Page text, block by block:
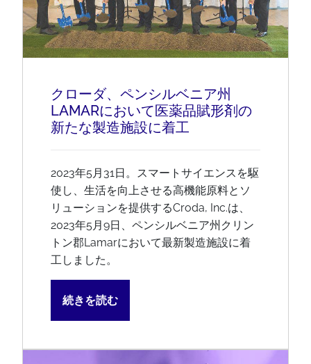
クローダ、ペンシルベニア州
LAMARにおいて医薬品賦形剤の
新たな製造施設に着工
2023年5月31日。スマートサイエンスを駆
使し、生活を向上させる高機能原料とソ
リューションを提供するCroda, Inc.は、
2023年5月9日、ペンシルベニア州クリン
トン郡Lamarにおいて最新製造施設に着
工しました。
続きを読む